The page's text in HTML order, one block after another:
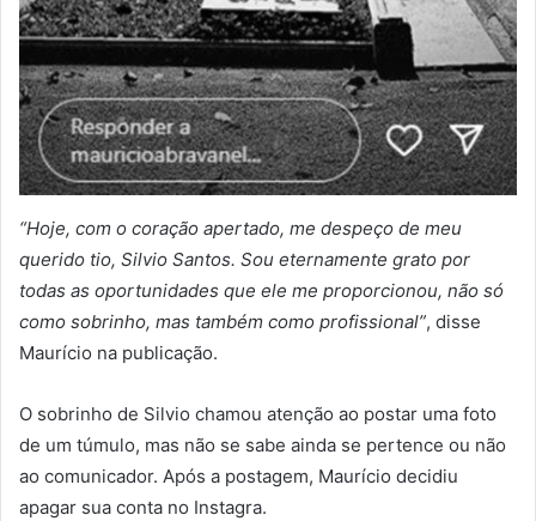
“Hoje, com o coração apertado, me despeço de meu
querido tio, Silvio Santos. Sou eternamente grato por
todas as oportunidades que ele me proporcionou, não só
como sobrinho, mas também como profissional”, disse
Maurício na publicação.
O sobrinho de Silvio chamou atenção ao postar uma foto
de um túmulo, mas não se sabe ainda se pertence ou não
ao comunicador. Após a postagem, Maurício decidiu
apagar sua conta no Instagra.